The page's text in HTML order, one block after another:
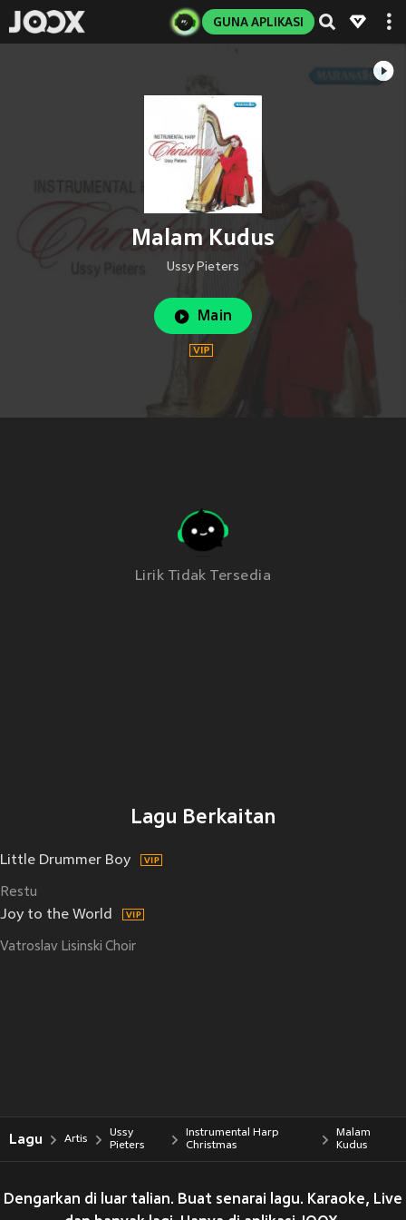
GUNA APLIKASI
Malam Kudus
Ussy Pieters
Main
Lirik Tidak Tersedia
Lagu Berkaitan
Little Drummer Boy
Restu
Joy to the World
Vatroslav Lisinski Choir
Lagu Artis
Ussy
Pieters
Instrumental Harp
Christmas
Malam
Kudus
Dengarkan di luar talian. Buat senarai lagu. Karaoke, Live